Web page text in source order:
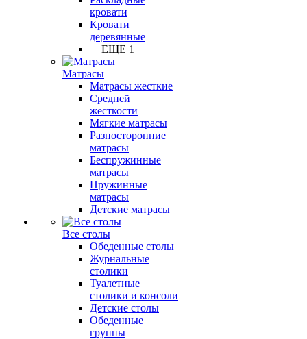
кровати
Кровати
деревянные
+ ЕЩЕ 1
Матрасы
Матрасы жесткие
Средней
жесткости
Мягкие матрасы
Разносторонние
матрасы
Беспружинные
матрасы
Пружинные
матрасы
Детские матрасы
Все столы
Обеденные столы
Журнальные
столики
Туалетные
столики и консоли
Детские столы
Обеденные
группы